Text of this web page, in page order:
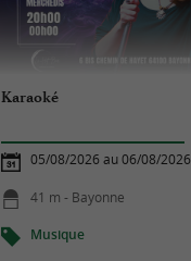
Karaoké
05/08/2026 au 06/08/2026
41 m - Bayonne
Musique